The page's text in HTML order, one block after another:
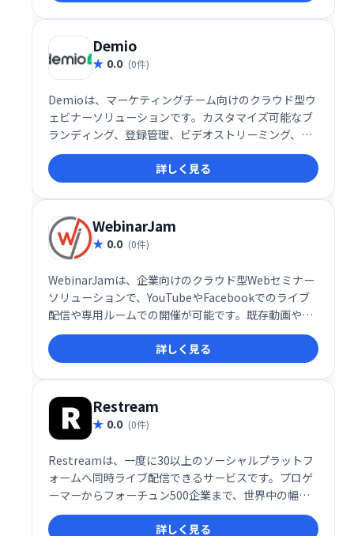
Demio
0.0 (0件)
Demioは、マーケティングチーム向けのクラウド型ウ
ェビナーソリューションです。カスタマイズ可能なブ
ランディング、登録管理、ビデオストリーミング、画
面共有といった機能で、効率的なイベント開催と顧客
とのコミュニケーションを実現します。詳細な分析機
能やリマインダー機能も搭載し、見込み客の育成や顧
客エンゲージメントを促進します。
詳しく見る
WebinarJam
0.0 (0件)
WebinarJamは、企業向けのクラウド型Webセミナー
ソリューションで、YouTubeやFacebookでのライブ
配信や専用ルームでの開催が可能です。既存動画やス
ライド、画面共有などの素材を活用して魅力的なウェ
ビナーを作成・実施できます。インタラクティブな機
能を通じて参加者とのエンゲージメントを高め、効果
的なコミュニケーションを実現します。
詳しく見る
Restream
0.0 (0件)
Restreamは、一度に30以上のソーシャルプラットフ
ォームへ同時ライブ配信できるサービスです。プロゲ
ーマーからフォーチュン500企業まで、世界中の幅広
いユーザーが利用し、視聴者拡大とエンゲージメント
向上を実現しています。効率的な配信と多様なプラッ
詳しく見る